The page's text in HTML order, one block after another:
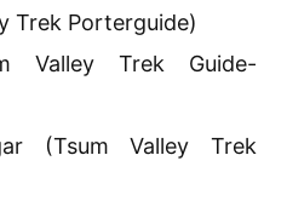
Trek Porterguide)
Valley Trek Guide-
(Tsum Valley Trek